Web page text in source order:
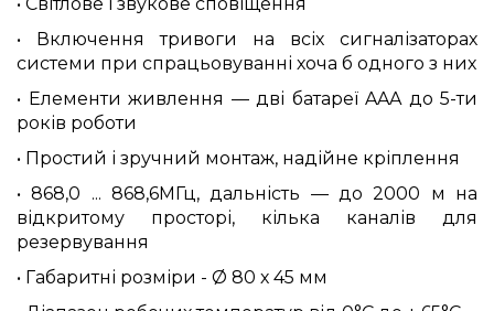
• Світлове і звукове сповіщення
• Включення тривоги на всіх сигналізаторах
системи при спрацьовуванні хоча б одного з них
• Елементи живлення — дві батареї AAA до 5-ти
років роботи
• Простий і зручний монтаж, надійне кріплення
• 868,0 ... 868,6МГц, дальність — до 2000 м на
відкритому просторі, кілька каналів для
резервування
• Габаритні розміри - Ø 80 х 45 мм